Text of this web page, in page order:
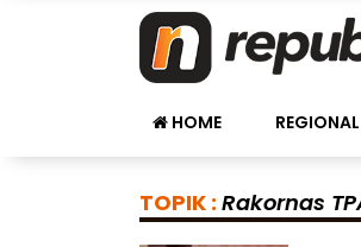
HOME REGIONAL
TOPIK : Rakornas